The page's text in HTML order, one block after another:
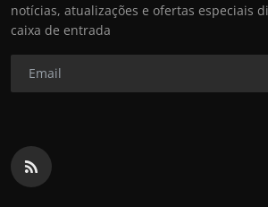
notícias, atualizações e ofertas especiais
caixa de entrada